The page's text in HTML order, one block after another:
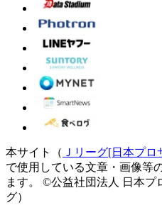
本サイト（ Ｊリーグ[日本プ
で使用している文章・画像等
ます。
©公益社団法人 日本プ
グ）